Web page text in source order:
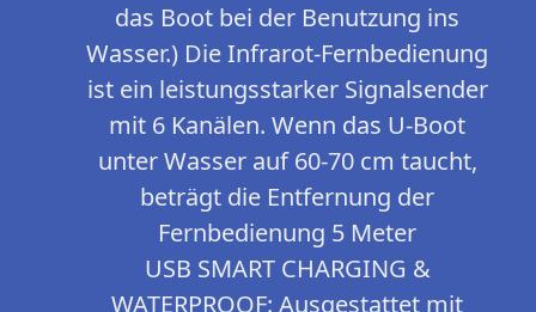
das Boot bei der Benutzung ins
Wasser.) Die Infrarot-Fernbedienung
ist ein leistungsstarker Signalsender
mit 6 Kanälen. Wenn das U-Boot
unter Wasser auf 60-70 cm taucht,
beträgt die Entfernung der
Fernbedienung 5 Meter
USB SMART CHARGING &
WATERPROOF: Ausgestattet mit